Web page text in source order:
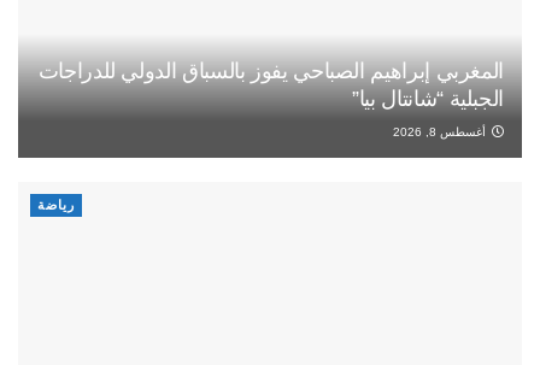
المغربي إبراهيم الصباحي يفوز بالسباق الدولي للدراجات
الجبلية “شانتال بيا”
أغسطس 8, 2026
رياضة